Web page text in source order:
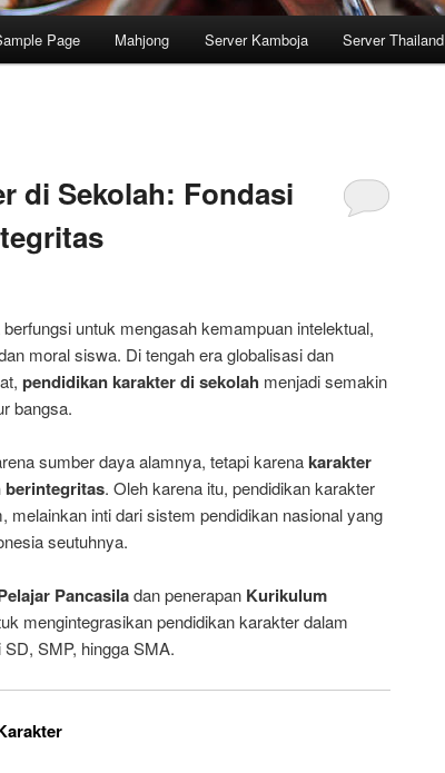
Page Mahjong Server Kamboja Server Thailand
di Sekolah: Fondasi
untuk mengasah kemampuan intelektual,
moral siswa. Di tengah era globalisasi dan
pendidikan karakter di sekolah menjadi semakin
bangsa.
sumber daya alamnya, tetapi karenakarakter
berintegritas. Oleh karena itu, pendidikan karakter
melainkan inti dari sistem pendidikan nasional yang
seutuhnya.
Pancasiladan penerapan Kurikulum
mengintegrasikan pendidikan karakter dalam
SMP, hingga SMA.